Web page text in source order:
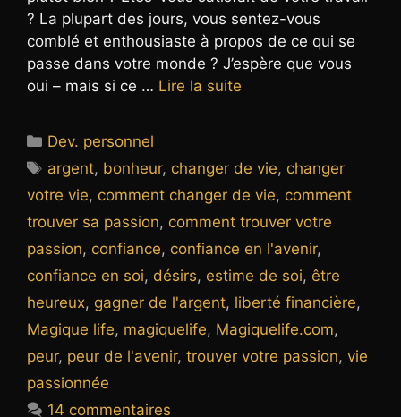
? La plupart des jours, vous sentez-vous
comblé et enthousiaste à propos de ce qui se
passe dans votre monde ? J’espère que vous
oui – mais si ce … Lire la suite
Catégories
Dev. personnel
Étiquettes
argent, bonheur, changer de vie, changer
votre vie, comment changer de vie, comment
trouver sa passion, comment trouver votre
passion, confiance, confiance en l'avenir,
confiance en soi, désirs, estime de soi, être
heureux, gagner de l'argent, liberté financière,
Magique life, magiquelife, Magiquelife.com,
peur, peur de l'avenir, trouver votre passion, vie
passionnée
14 commentaires